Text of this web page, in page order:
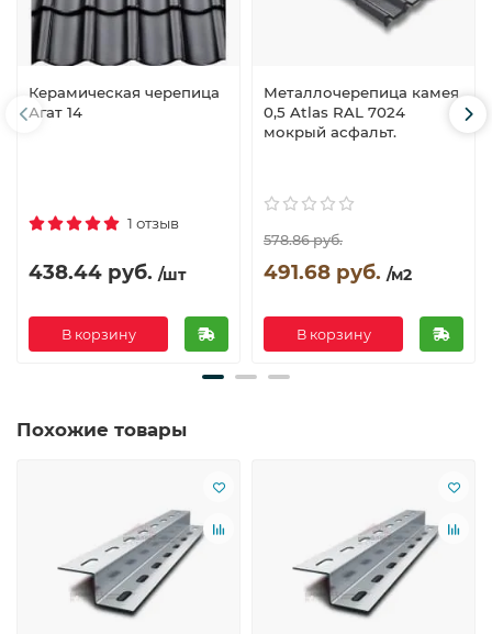
Керамическая черепица
Агат 14
1 отзыв
438.44 руб. /шт
В корзину
Металлочерепица камея
0,5 Atlas RAL 7024
мокрый асфальт.
578.86 руб.
491.68 руб. /м2
В корзину
Похожие товары